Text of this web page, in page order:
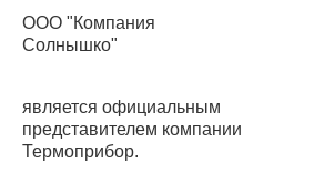
ООО "Компания
Солнышко"
является официальным
представителем компании
Термоприбор.